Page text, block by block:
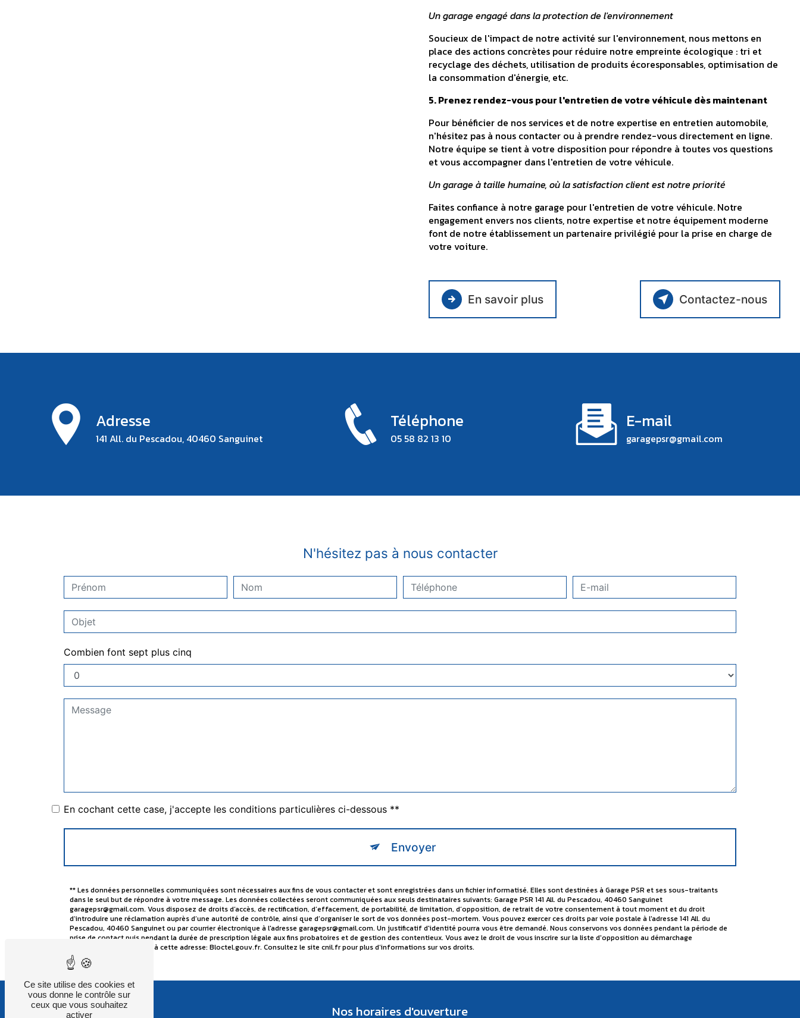
Un garage engagé dans la protection de l'environnement
Soucieux de l'impact de notre activité sur l'environnement, nous mettons en
place des actions concrètes pour réduire notre empreinte écologique : tri et
recyclage des déchets, utilisation de produits écoresponsables, optimisation de
la consommation d'énergie, etc.
5. Prenez rendez-vous pour l'entretien de votre véhicule dès maintenant
Pour bénéficier de nos services et de notre expertise en entretien automobile,
n'hésitez pas à nous contacter ou à prendre rendez-vous directement en ligne.
Notre équipe se tient à votre disposition pour répondre à toutes vos questions
et vous accompagner dans l'entretien de votre véhicule.
Un garage à taille humaine, où la satisfaction client est notre priorité
Faites confiance à notre garage pour l'entretien de votre véhicule. Notre
engagement envers nos clients, notre expertise et notre équipement moderne
font de notre établissement un partenaire privilégié pour la prise en charge de
votre voiture.
En savoir plus Contactez-nous
Adresse
141 All. du Pescadou, 40460 Sanguinet
Téléphone
05 58 82 13 10
E-mail
garagepsr@gmail.com
N'hésitez pas à nous contacter
Combien font sept plus cinq
En cochant cette case, j'accepte les conditions particulières ci-dessous **
Envoyer
** Les données personnelles communiquées sont nécessaires aux fins de vous contacter et sont enregistrées dans un fichier informatisé. Elles sont destinées à Garage PSR et ses sous-traitants
dans le seul but de répondre à votre message. Les données collectées seront communiquées aux seuls destinataires suivants: Garage PSR 141 All. du Pescadou, 40460 Sanguinet
garagepsr@gmail.com. Vous disposez de droits d’accès, de rectification, d’effacement, de portabilité, de limitation, d’opposition, de retrait de votre consentement à tout moment et du droit
d’introduire une réclamation auprès d’une autorité de contrôle, ainsi que d’organiser le sort de vos données post-mortem. Vous pouvez exercer ces droits par voie postale à l'adresse 141 All. du
Pescadou, 40460 Sanguinet ou par courrier électronique à l'adresse garagepsr@gmail.com. Un justificatif d'identité pourra vous être demandé. Nous conservons vos données pendant la période de
prise de contact puis pendant la durée de prescription légale aux fins probatoires et de gestion des contentieux. Vous avez le droit de vous inscrire sur la liste d'opposition au démarchage
téléphonique, disponible à cette adresse: Bloctel.gouv.fr. Consultez le site cnil.fr pour plus d’informations sur vos droits.
Nos horaires d'ouverture
Ce site utilise des cookies et
vous donne le contrôle sur
ceux que vous souhaitez
activer